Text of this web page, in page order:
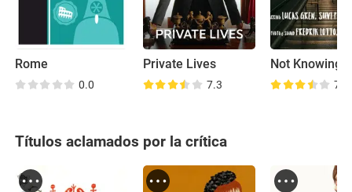
Rome
0.0
Private Lives
7.3 7.7
Títulos aclamados por la crítica